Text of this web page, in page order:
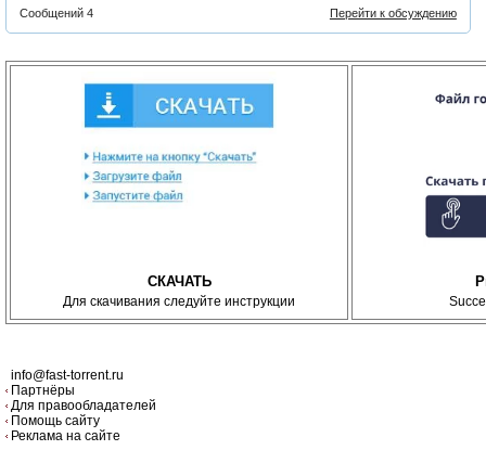
Сообщений 4 Перейти к обсуждению
СКАЧАТЬ
Для скачивания следуйте инструкции
info@fast-torrent.ru
Партнёры
Для правообладателей
Помощь сайту
Реклама на сайте